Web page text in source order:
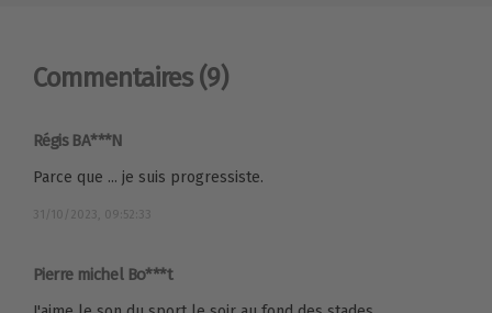
Commentaires (9)
Régis BA***N
Parce que ... je suis progressiste.
31/10/2023, 09:52:33
Pierre michel Bo***t